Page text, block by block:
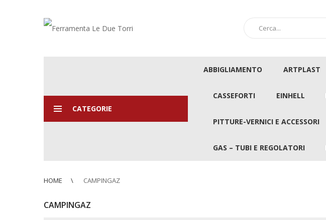
CATEGORIE
ABBIGLIAMENTO ARTPLAST
CASSEFORTI EINHELL
PITTURE-VERNICI E ACCESSORI
GAS – TUBI E REGOLATORI
HOME CAMPINGAZ
CAMPINGAZ